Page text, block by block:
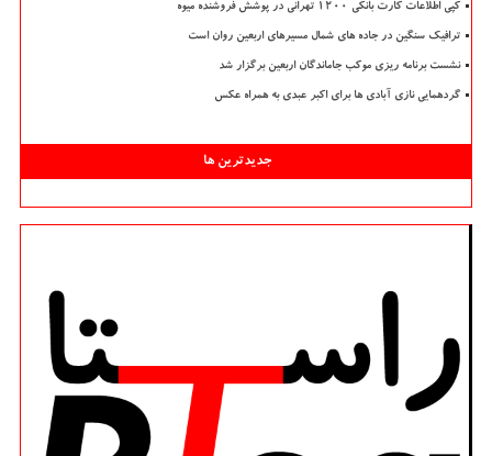
کپی اطلاعات کارت بانکی ۱۲۰۰ تهرانی در پوشش فروشنده میوه
ترافیک سنگین در جاده های شمال مسیرهای اربعین روان است
نشست برنامه ریزی موکب جاماندگان اربعین برگزار شد
گردهمایی نازی آبادی ها برای اکبر عبدی به همراه عکس
جدیدترین ها